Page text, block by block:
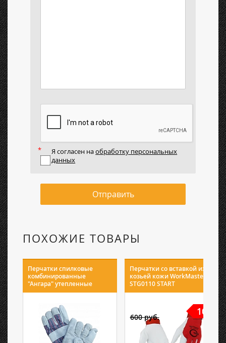
Я согласен наобработку персональных
данных
Отправить
ПОХОЖИЕ ТОВАРЫ
Перчатки спилковые
комбинированные
"Ангара" утепленные
Перчатки со вставкой из
козьей кожи WorkMaster
STG0110 START
10%
600 руб.